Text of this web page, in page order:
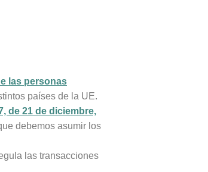
las personas
países de la UE.
de 21 de diciembre,
debemos asumir los
las transacciones